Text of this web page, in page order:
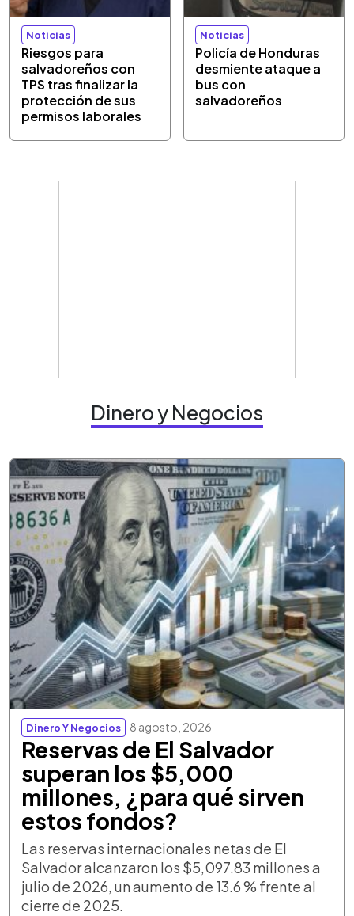
Noticias
Riesgos para
salvadoreños con
TPS tras finalizar la
protección de sus
permisos laborales
Noticias
Policía de Honduras
desmiente ataque a
bus con
salvadoreños
Dinero y Negocios
Dinero Y Negocios 8 agosto, 2026
Reservas de El Salvador
superan los $5,000
millones, ¿para qué sirven
estos fondos?
Las reservas internacionales netas de El
Salvador alcanzaron los $5,097.83 millones a
julio de 2026, un aumento de 13.6 % frente al
cierre de 2025.